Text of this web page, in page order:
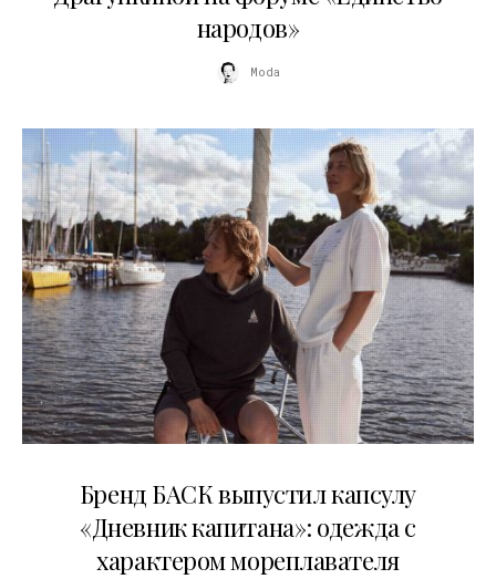
народов»
Moda
Бренд БАСК выпустил капсулу
«Дневник капитана»: одежда с
характером мореплавателя